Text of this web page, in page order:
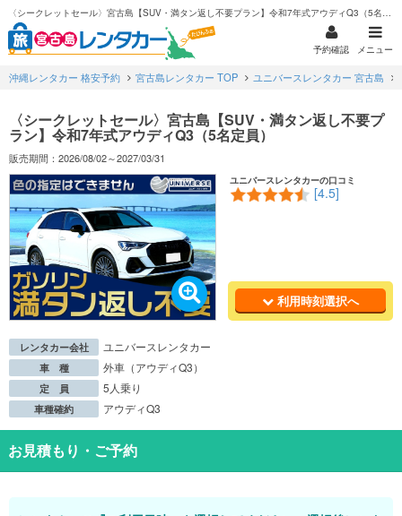
〈シークレットセール〉宮古島【SUV・満タン返し不要プラン】令和7年式アウディQ3（5名定員）
予約確認 メニュー
沖縄レンタカー 格安予約 宮古島レンタカー TOP ユニバースレンタカー 宮古島
〈シークレットセール〉宮古島【SUV・満タン返し不要プ
ラン】令和7年式アウディQ3（5名定員）
販売期間：2026/08/02～2027/03/31
ユニバースレンタカーの口コミ
[4.5]
利用時刻選択へ
レンタカー会社 ユニバースレンタカー
車 種 外車（アウディQ3）
定 員 5人乗り
車種確約 アウディQ3
お見積もり・ご予約